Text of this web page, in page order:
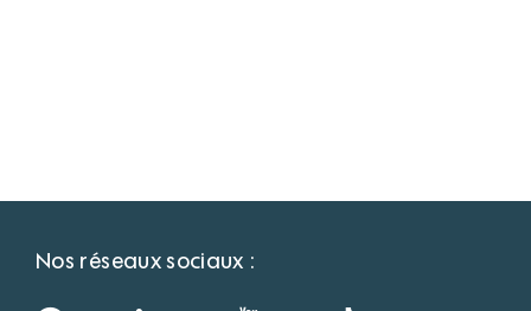
Nos réseaux sociaux :